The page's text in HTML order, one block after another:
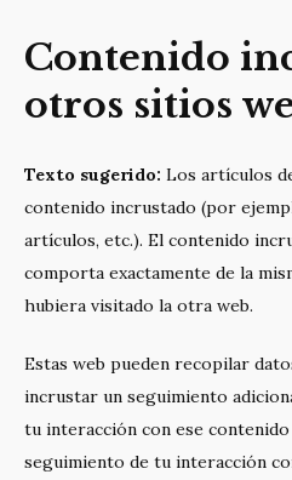
Contenido
otros sitios
Texto sugerido: Los artículos
contenido incrustado (por
artículos, etc.). El contenido
comporta exactamente de la
hubiera visitado la otra web.
Estas web pueden recopilar
incrustar un seguimiento
tu interacción con ese
seguimiento de tu interacción